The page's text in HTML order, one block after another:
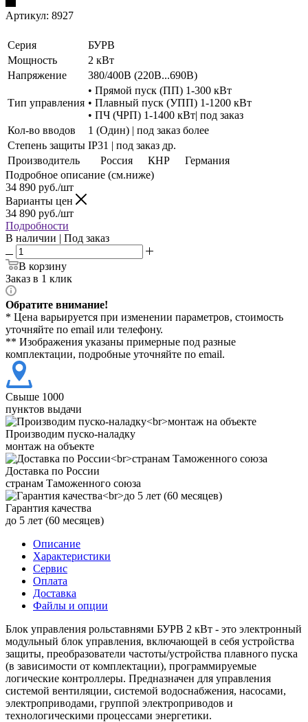
Артикул: 8927
Серия
БУРВ
Мощность
2 кВт
Напряжение
380/400В (220В...690В)
Тип управления
• Прямой пуск (ПП) 1-300 кВт
• Плавный пуск (УПП) 1-1200 кВт
• ПЧ (ЧРП) 1-1400 кВт| под заказ
Кол-во вводов
1 (Один) | под заказ более
Степень защиты IP31 | под заказ др.
Производитель
Россия КНР
Германия
Подробное описание (см.ниже)
34 890 руб./шт
Варианты цен
34 890 руб./шт
Подробности
В наличии | Под заказ
В корзину
Заказ в 1 клик
Обратите внимание!
* Цена варьируется при изменении параметров, стоимость
уточняйте по email или телефону.
** Изображения указаны примерные под разные
комплектации, подробные уточняйте по email.
Свыше 1000
пунктов выдачи
Производим пуско-наладку
монтаж на объекте
Доставка по России
странам Таможенного союза
Гарантия качества
до 5 лет (60 месяцев)
Описание
Характеристики
Сервис
Оплата
Доставка
Файлы и опции
Блок управления рольставнями БУРВ 2 кВт - это электронный
модульный блок управления, включающей в себя устройства
защиты, преобразователи частоты/устройства плавного пуска
(в зависимости от комплектации), программируемые
логические контроллеры. Предназначен для управления
системой вентиляции, системой водоснабжения, насосами,
электроприводами, группой электроприводов и
технологическими процессами энергетики.